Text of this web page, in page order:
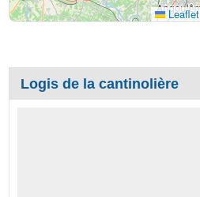
Leaflet
Logis de la cantinolière